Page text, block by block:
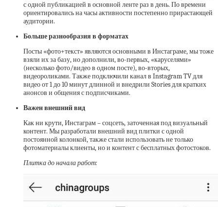
с одной публикацией в основной ленте раз в день. По времени
ориентировались на часы активности постепенно прирастающей
аудитории.
Больше разнообразия в форматах
Посты «фото+текст» являются основными в Инстаграме, мы тоже
взяли их за базу, но дополнили, во-первых, «каруселями»
(несколько фото/видео в одном посте), во-вторых,
видеороликами. Также подключили канал в Instagram TV для
видео от 1 до 10 минут длинной и внедрили Stories для кратких
анонсов и общения с подписчиками.
Важен внешний вид
Как ни крути, Инстаграм – соцсеть, заточенная под визуальный
контент. Мы разработали внешний вид плитки с одной
постоянной колонкой, также стали использовать не только
фотоматериалы клиенты, но и контент с бесплатных фотостоков.
Плитка до начала работ: